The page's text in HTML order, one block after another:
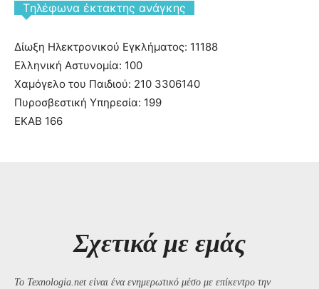
Tηλέφωνα έκτακτης ανάγκης
Δίωξη Ηλεκτρονικού Εγκλήματος: 11188
Ελληνική Αστυνομία: 100
Χαμόγελο του Παιδιού: 210 3306140
Πυροσβεστική Υπηρεσία: 199
ΕΚΑΒ 166
Σχετικά με εμάς
Το Texnologia.net είναι ένα ενημερωτικό μέσο με επίκεντρο την